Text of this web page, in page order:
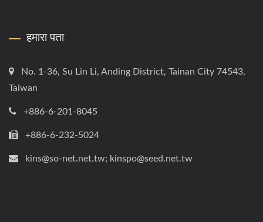
हमारा पता
No. 1-36, Su Lin Li, Anding District, Tainan City 74543,
Taiwan
+886-6-201-8045
+886-6-232-5024
kins@so-net.net.tw; kinspo@seed.net.tw